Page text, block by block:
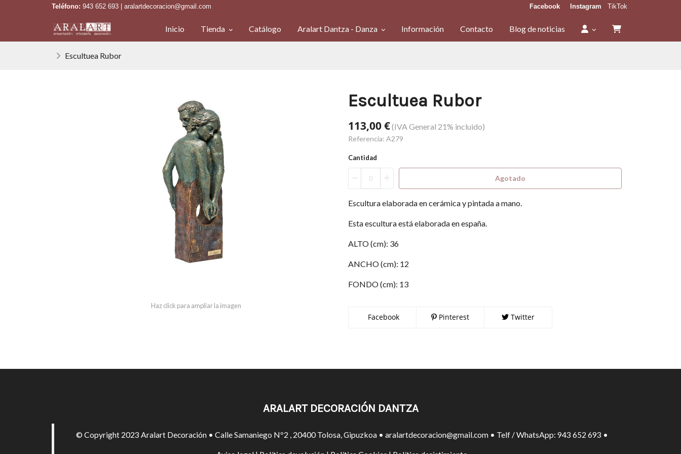
Teléfono: 943 652 693 | aralartdecoracion@gmail.com Facebook Instagram TikTok
Inicio Tienda Catálogo Aralart Dantza - Danza Información Contacto Blog de noticias
Escultuea Rubor
Haz click para ampliar la imagen
Escultuea Rubor
113,00 €(IVA General 21% incluido)
Referencia: A279
Cantidad
Agotado
Escultura elaborada en cerámica y pintada a mano.
Esta escultura está elaborada en españa.
ALTO (cm): 36
ANCHO (cm): 12
FONDO (cm): 13
Facebook Pinterest Twitter
ARALART DECORACIÓN DANTZA
© Copyright 2023 Aralart Decoración • Calle Samaniego Nº2 , 20400 Tolosa, Gipuzkoa • aralartdecoracion@gmail.com • Telf / WhatsApp: 943 652 693 •